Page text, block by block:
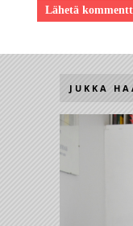
JUKKA